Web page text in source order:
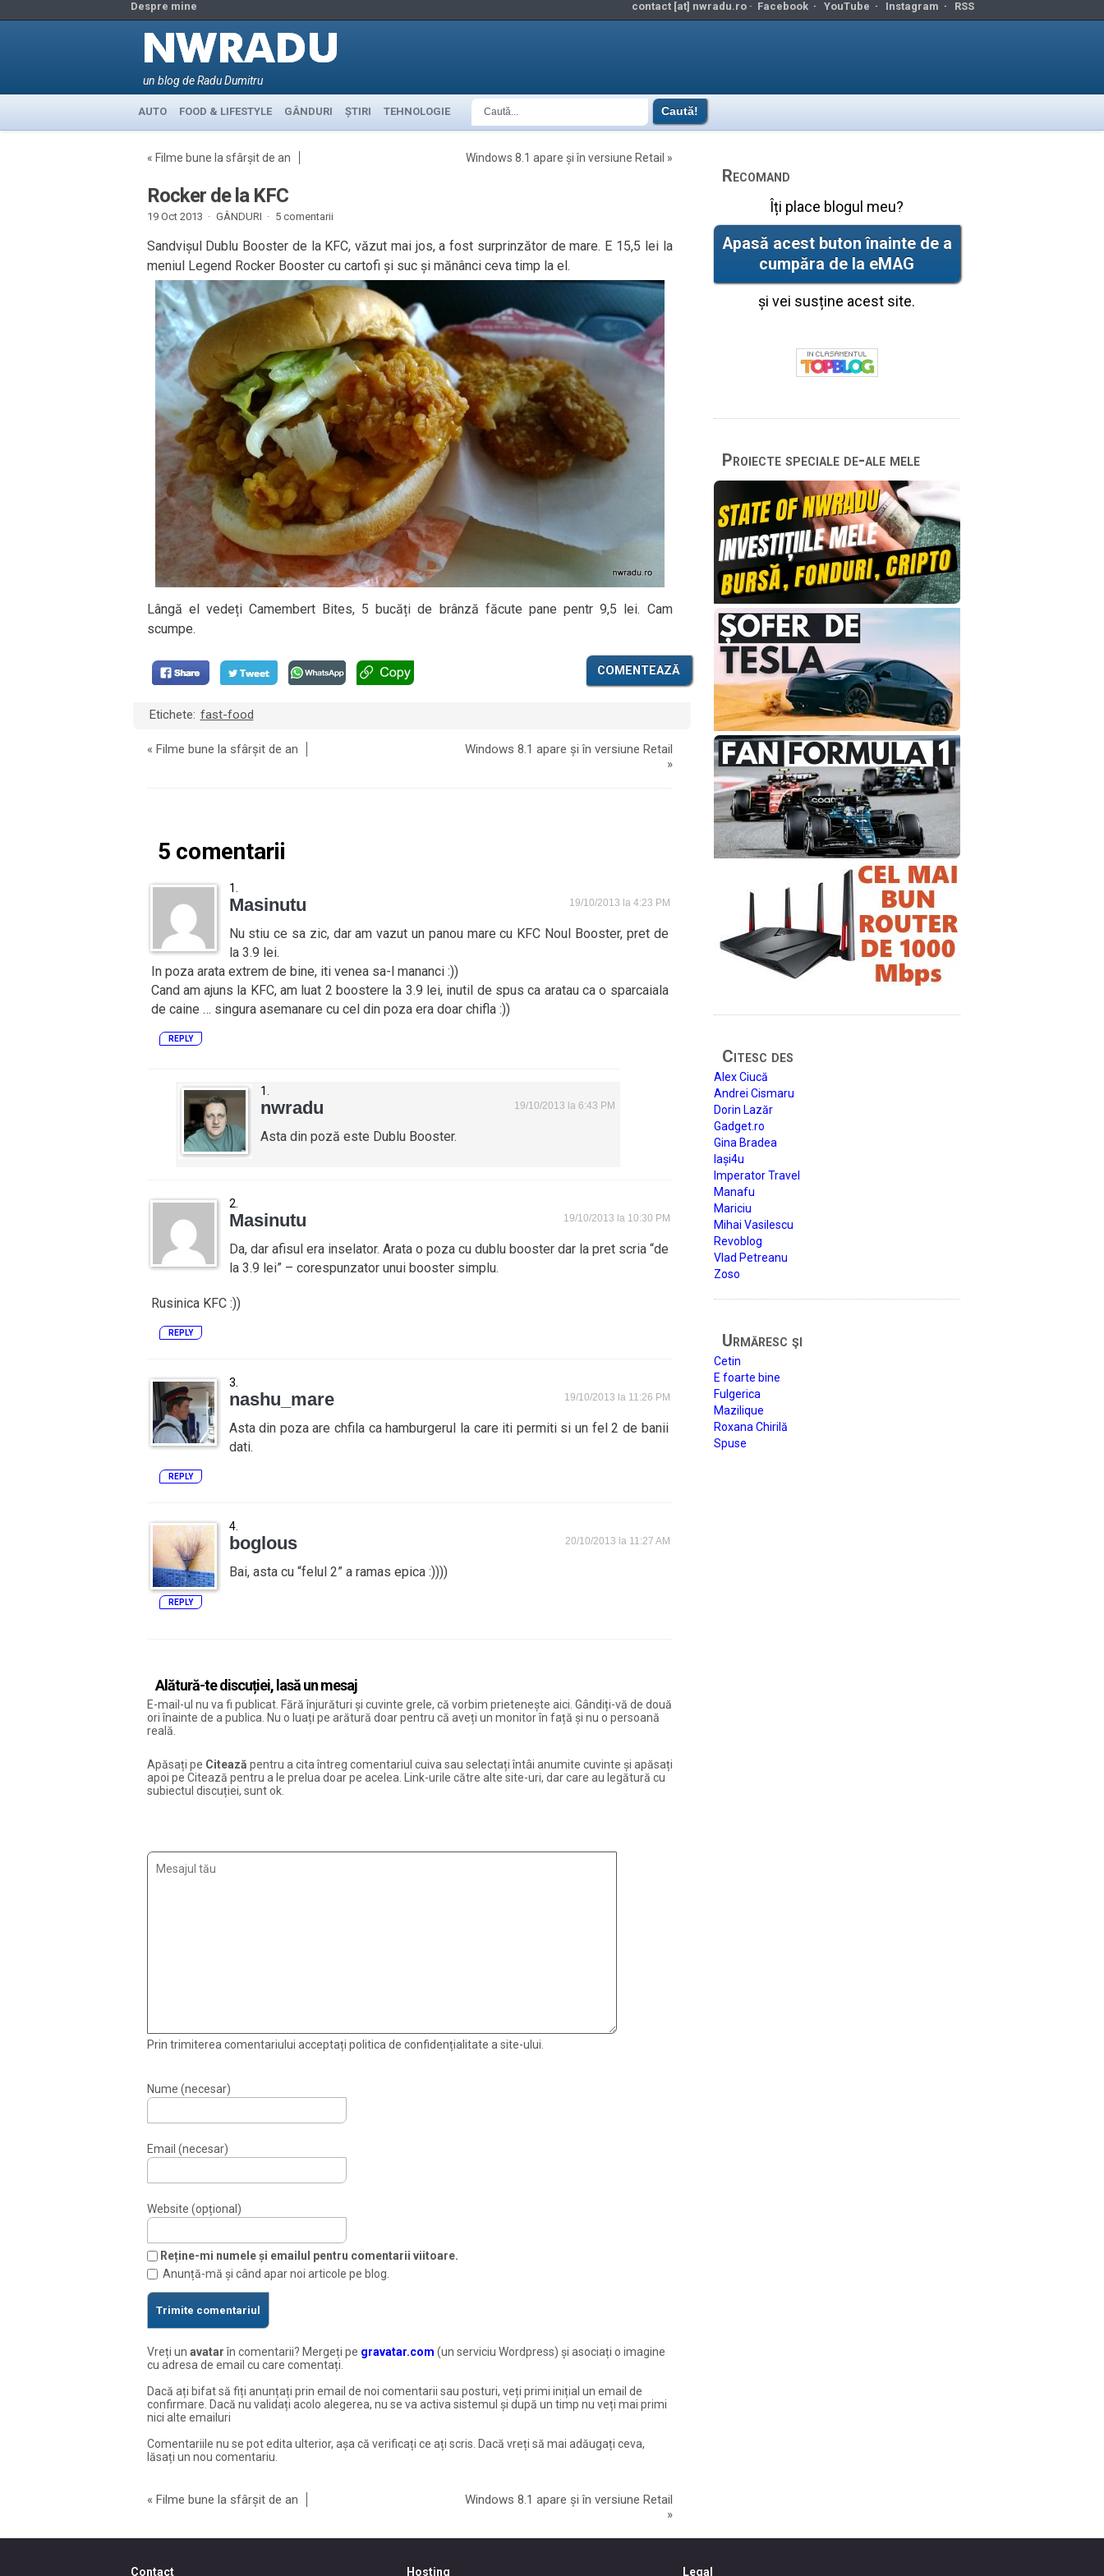
Despre mine contact [at] nwradu.ro · Facebook· YouTube · Instagram · RSS
un blog de Radu Dumitru
AUTO FOOD & LIFESTYLE GÂNDURI ȘTIRI TEHNOLOGIE
« Filme bune la sfârșit de an Windows 8.1 apare și în versiune Retail »
Rocker de la KFC
19 Oct 2013 · GÂNDURI · 5 comentarii
Sandvișul Dublu Booster de la KFC, văzut mai jos, a fost surprinzător de mare. E 15,5 lei la
meniul Legend Rocker Booster cu cartofi și suc și mănânci ceva timp la el.
Lângă el vedeți Camembert Bites, 5 bucăți de brânză făcute pane pentr 9,5 lei. Cam
scumpe.
COMENTEAZĂ
Etichete: fast-food
« Filme bune la sfârșit de an
Windows 8.1 apare și în versiune Retail
»
5 comentarii
Masinutu 19/10/2013 la 4:23 PM
Nu stiu ce sa zic, dar am vazut un panou mare cu KFC Noul Booster, pret de
la 3.9 lei.
In poza arata extrem de bine, iti venea sa-l mananci :))
Cand am ajuns la KFC, am luat 2 boostere la 3.9 lei, inutil de spus ca aratau ca o sparcaiala
de caine … singura asemanare cu cel din poza era doar chifla :))
REPLY
nwradu 19/10/2013 la 6:43 PM
Asta din poză este Dublu Booster.
Masinutu 19/10/2013 la 10:30 PM
Da, dar afisul era inselator. Arata o poza cu dublu booster dar la pret scria “de
la 3.9 lei” – corespunzator unui booster simplu.
Rusinica KFC :))
REPLY
nashu_mare 19/10/2013 la 11:26 PM
Asta din poza are chfila ca hamburgerul la care iti permiti si un fel 2 de banii
dati.
REPLY
boglous 20/10/2013 la 11:27 AM
Bai, asta cu “felul 2” a ramas epica :))))
REPLY
Alătură-te discuției, lasă un mesaj
E-mail-ul nu va fi publicat. Fără înjurături și cuvinte grele, că vorbim prietenește aici. Gândiți-vă de două
ori înainte de a publica. Nu o luați pe arătură doar pentru că aveți un monitor în față și nu o persoană
reală.
Apăsați pe Citează pentru a cita întreg comentariul cuiva sau selectați întâi anumite cuvinte și apăsați
apoi pe Citează pentru a le prelua doar pe acelea. Link-urile către alte site-uri, dar care au legătură cu
subiectul discuției, sunt ok.
Prin trimiterea comentariului acceptați politica de confidențialitate a site-ului.
Nume (necesar)
Email (necesar)
Website (opțional)
Reține-mi numele și emailul pentru comentarii viitoare.
Anunță-mă și când apar noi articole pe blog.
Vreți un avatarîn comentarii? Mergeți pe gravatar.com (un serviciu Wordpress) și asociați o imagine
cu adresa de email cu care comentați.
Dacă ați bifat să fiți anunțați prin email de noi comentarii sau posturi, veți primi inițial un email de
confirmare. Dacă nu validați acolo alegerea, nu se va activa sistemul și după un timp nu veți mai primi
nici alte emailuri
Comentariile nu se pot edita ulterior, așa că verificați ce ați scris. Dacă vreți să mai adăugați ceva,
lăsați un nou comentariu.
« Filme bune la sfârșit de an
Windows 8.1 apare și în versiune Retail
»
Recomand
Îți place blogul meu?
Apasă acest buton înainte de a
cumpăra de la eMAG
și vei susține acest site.
Proiecte speciale de-ale mele
Citesc des
Alex Ciucă
Andrei Cismaru
Dorin Lazăr
Gadget.ro
Gina Bradea
Iași4u
Imperator Travel
Manafu
Mariciu
Mihai Vasilescu
Revoblog
Vlad Petreanu
Zoso
Urmăresc şi
Cetin
E foarte bine
Fulgerica
Mazilique
Roxana Chirilă
Spuse
Contact Hosting Legal